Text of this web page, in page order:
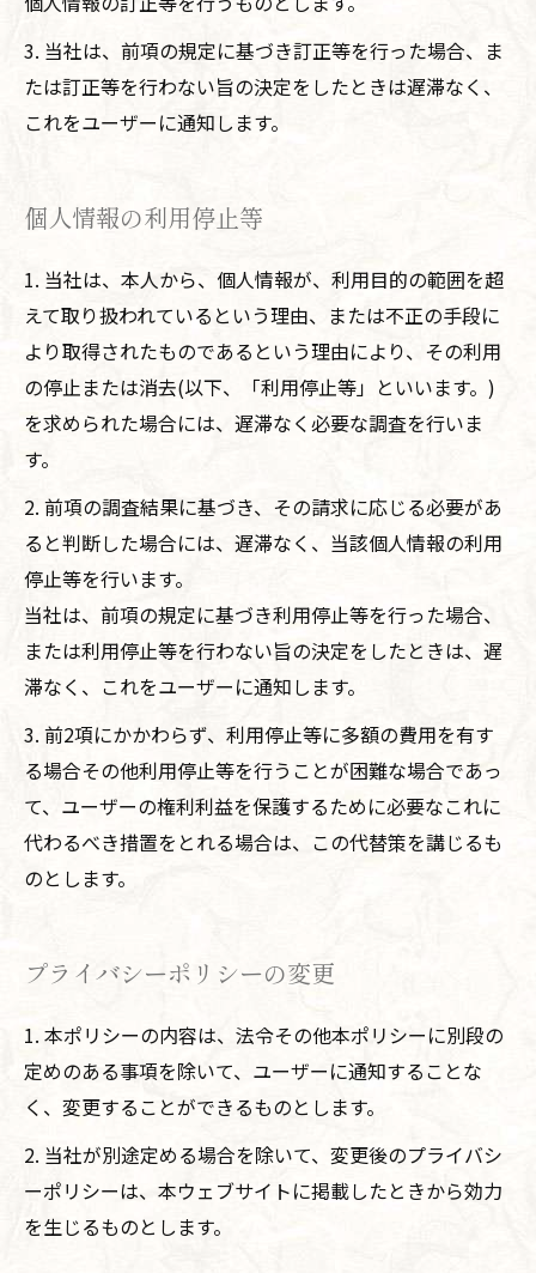
3. 当社は、前項の規定に基づき訂正等を行った場合、ま
たは訂正等を行わない旨の決定をしたときは遅滞なく、
これをユーザーに通知します。
個人情報の利用停止等
1. 当社は、本人から、個人情報が、利用目的の範囲を超
えて取り扱われているという理由、または不正の手段に
より取得されたものであるという理由により、その利用
の停止または消去(以下、「利用停止等」といいます。)
を求められた場合には、遅滞なく必要な調査を行いま
す。
2. 前項の調査結果に基づき、その請求に応じる必要があ
ると判断した場合には、遅滞なく、当該個人情報の利用
停止等を行います。
当社は、前項の規定に基づき利用停止等を行った場合、
または利用停止等を行わない旨の決定をしたときは、遅
滞なく、これをユーザーに通知します。
3. 前2項にかかわらず、利用停止等に多額の費用を有す
る場合その他利用停止等を行うことが困難な場合であっ
て、ユーザーの権利利益を保護するために必要なこれに
代わるべき措置をとれる場合は、この代替策を講じるも
のとします。
プライバシーポリシーの変更
1. 本ポリシーの内容は、法令その他本ポリシーに別段の
定めのある事項を除いて、ユーザーに通知することな
く、変更することができるものとします。
2. 当社が別途定める場合を除いて、変更後のプライバシ
ーポリシーは、本ウェブサイトに掲載したときから効力
を生じるものとします。